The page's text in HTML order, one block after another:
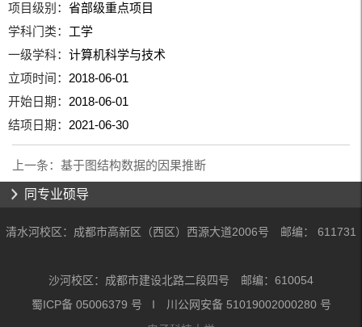
项目级别：省部级重点项目
学科门类： 工学
一级学科：计算机科学与技术
立项时间： 2018-06-01
开始日期： 2018-06-01
结项日期： 2021-06-30
上一条： 基于图结构数据的因果推断
同专业硕导
清水河校区：成都市高新区（西区）西源大道2006号 邮编： 611731
沙河校区：成都市建设北路二段四号 邮编：610054
蜀ICP备 05006379 号 I 川公网安备 51019002000280 号